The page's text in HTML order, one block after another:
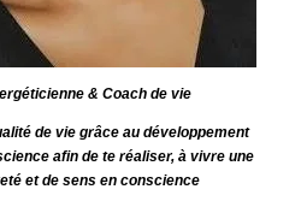
& Coach de vie
de vie grâce au développement
afin de te réaliser, à vivre une
et de sens en conscience